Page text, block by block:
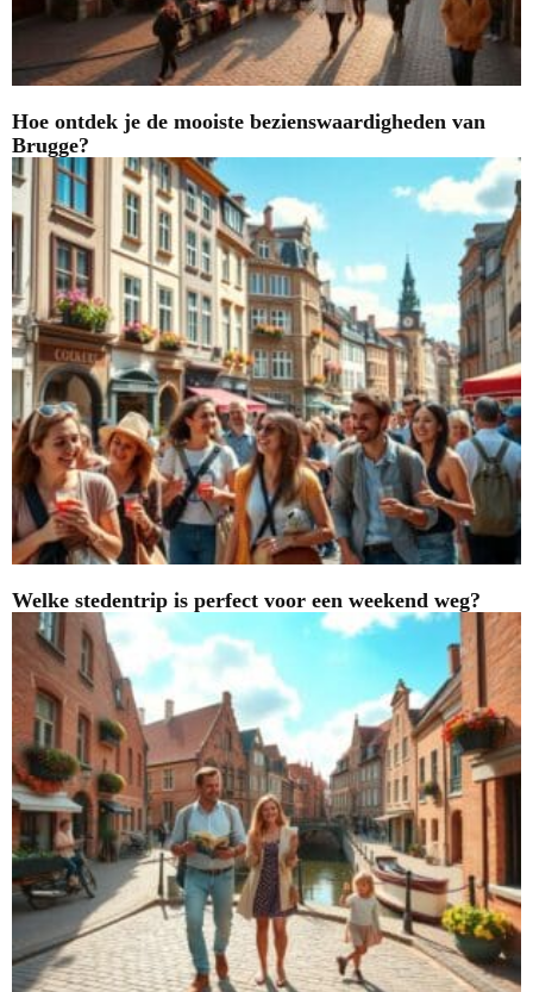
Hoe ontdek je de mooiste bezienswaardigheden van
Brugge?
Welke stedentrip is perfect voor een weekend weg?